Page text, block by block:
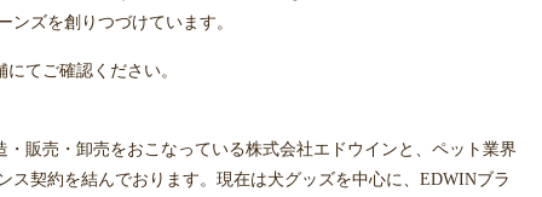
ズを創りつづけています。
てご確認ください。
販売・卸売をおこなっている株式会社エドウインと、ペット業界
契約を結んでおります。現在は犬グッズを中心に、EDWINブラ